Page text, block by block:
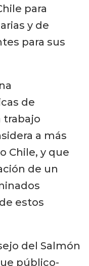
para
y de
para sus
de
trabajo
a más
Chile, y que
de un
estos
del Salmón
público-